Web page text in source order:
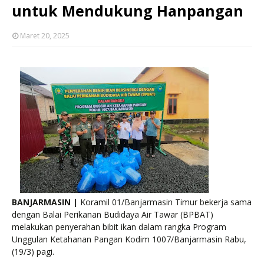
untuk Mendukung Hanpangan
Maret 20, 2025
BANJARMASIN | Koramil 01/Banjarmasin Timur bekerja sama
dengan Balai Perikanan Budidaya Air Tawar (BPBAT)
melakukan penyerahan bibit ikan dalam rangka Program
Unggulan Ketahanan Pangan Kodim 1007/Banjarmasin Rabu,
(19/3) pagi.